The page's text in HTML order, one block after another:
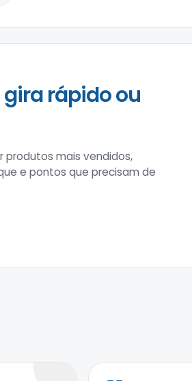
rápido ou
mais vendidos,
e pontos que precisam de